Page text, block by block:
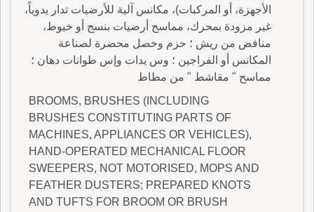
الأجهزة، أو المركبات)، مكانس آلية للأرضيات تدار يدوياً،
غير مزودة بمحرك، مماسح أرضيات بنسج أو خيوط،
منافض من ريش ؛ حزم وخصل محضرة لصناعة
المكانس أو الفراجين ؛ وس يدات وإس طوانات دهان ؛
مماسح " مقاشط " من مطاط
BROOMS, BRUSHES (INCLUDING
BRUSHES CONSTITUTING PARTS OF
MACHINES, APPLIANCES OR VEHICLES),
HAND-OPERATED MECHANICAL FLOOR
SWEEPERS, NOT MOTORISED, MOPS AND
FEATHER DUSTERS; PREPARED KNOTS
AND TUFTS FOR BROOM OR BRUSH